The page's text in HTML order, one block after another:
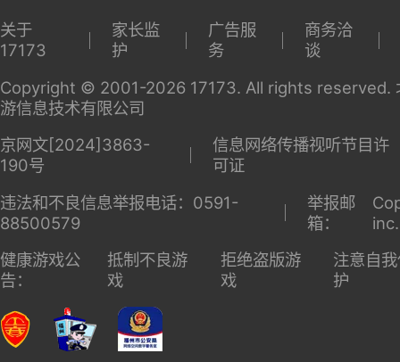
关于
17173
家长监
护
广告服
务
商务洽
谈
Copyright © 2001-2026 17173. All rights reserved.
游信息技术有限公司
京网文[2024]3863-
190号
信息网络传播视听节目许
可证
违法和不良信息举报电话：0591-
88500579
举报邮
箱：
健康游戏公
告：
抵制不良游
戏
拒绝盗版游
戏
注意自
护